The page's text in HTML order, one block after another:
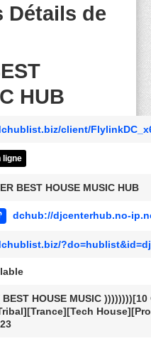
Détails de
HUB
client/
ligne
BEST HOUSE MUSIC HUB
dchub://djcenterhub.no-
BEST HOUSE MUSIC